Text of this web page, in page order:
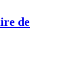
de